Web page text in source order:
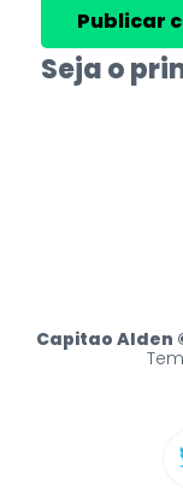
Seja o
Capitao Alden